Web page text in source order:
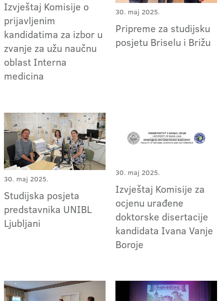
Izvještaj Komisije o
prijavljenim
kandidatima za izbor u
zvanje za užu naučnu
oblast Interna
medicina
30. maj 2025.
Pripreme za studijsku
posjetu Briselu i Brižu
30. maj 2025.
Studijska posjeta
predstavnika UNIBL
Ljubljani
30. maj 2025.
Izvještaj Komisije za
ocjenu urađene
doktorske disertacije
kandidata Ivana Vanje
Boroje